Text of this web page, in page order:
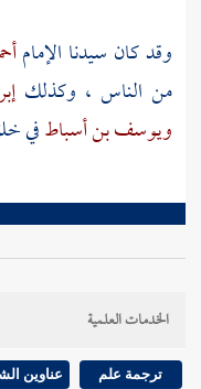
وقد كان سيدنا الإمام
من الناس ، وكذلك
ويوسف بن أسباطفي
الخدمات العلمية
ترجمة علم عناوين